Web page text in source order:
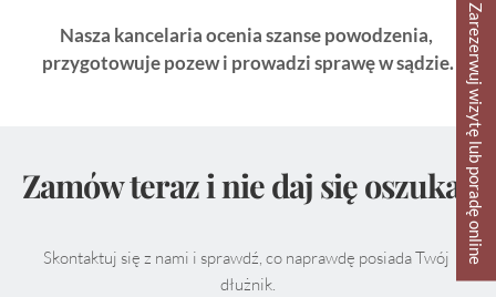
Nasza kancelaria ocenia szanse powodzenia,
przygotowuje pozew i prowadzi sprawę w sądzie.
Zamów teraz i nie daj się oszukać
Skontaktuj się z nami i sprawdź, co naprawdę posiada Twój
dłużnik.
Zarezerwuj wizytę lub poradę online